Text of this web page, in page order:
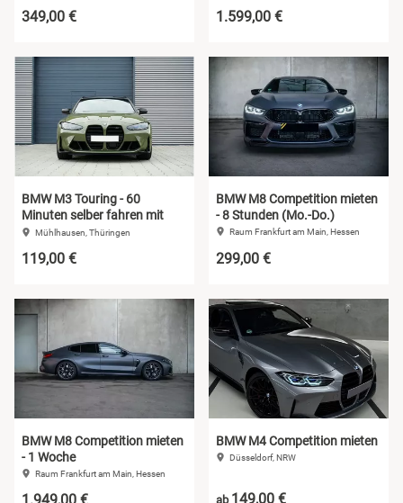
349,00 € 1.599,00 €
BMW M3 Touring - 60
Minuten selber fahren mit
Instruktor
Mühlhausen, Thüringen
119,00 €
BMW M8 Competition mieten
- 8 Stunden (Mo.-Do.)
Raum Frankfurt am Main, Hessen
299,00 €
BMW M8 Competition mieten
- 1 Woche
Raum Frankfurt am Main, Hessen
BMW M4 Competition mieten
Düsseldorf, NRW
ab 149,00 €
Mühlhausen
München
Rosenheim
Wuppertal
Zwickau